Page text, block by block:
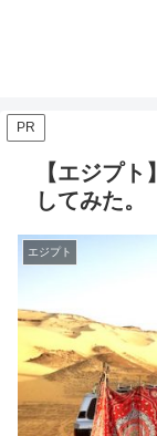
PR
【エジプ
してみた。
エジプト